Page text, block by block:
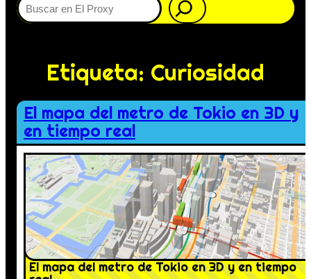
Etiqueta: Curiosidad
El mapa del metro de Tokio en 3D y
en tiempo real
El mapa del metro de Tokio en 3D y en tiempo